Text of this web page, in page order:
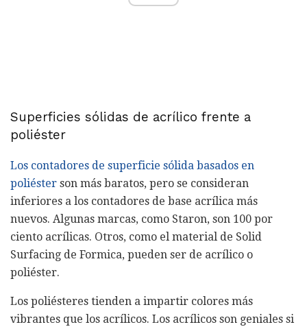
Superficies sólidas de acrílico frente a
poliéster
Los contadores de superficie sólida basados ​​en
poliéster son más baratos, pero se consideran
inferiores a los contadores de base acrílica más
nuevos. Algunas marcas, como Staron, son 100 por
ciento acrílicas. Otros, como el material de Solid
Surfacing de Formica, pueden ser de acrílico o
poliéster.
Los poliésteres tienden a impartir colores más
vibrantes que los acrílicos. Los acrílicos son geniales si